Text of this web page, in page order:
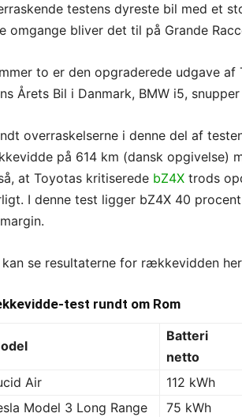
testens dyreste bil med et
omgange bliver det til på Grande
to er den opgraderede udgave
Årets Bil i Danmark, BMW i5,
overraskelserne i denne del af
på 614 km (dansk opgivelse)
at Toyotas kritiserede bZ4X trods
I denne test ligger bZ4X 40
kan se resultaterne for rækkevidden
test rundt om Rom
Batteri
netto
Air 112 kWh
Model 3 Long Range
75 kWh